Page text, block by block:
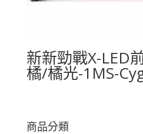
新新勁戰X-LED
橘/橘光-1MS-
商品分類